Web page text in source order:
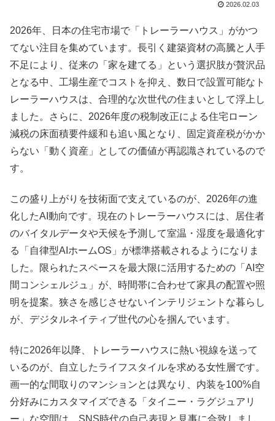
2026.02.03
2026年、日本の住宅市場で「トレーラーハウス」がかつ
てない注目を集めています。長引く建築資材の高騰と人手
不足により、従来の「家を建てる」という選択肢が贅沢品
となる中、工場生産でコストを抑え、数日で設置可能なト
レーラーハウスは、合理的な次世代の住まいとして浮上し
ました。さらに、2026年度の税制改正による住宅ローン
減税の床面積要件緩和も追い風となり、固定資産税がかか
らない「動く資産」としての価値が再認識されているので
す。
この盛り上がりを技術面で支えているのが、2026年の進
化したAI動向です。現在のトレーラーハウスには、居住者
のバイタルデータや天候を予測して室温・湿度を最適化す
る「自律型AIホームOS」が標準搭載されるようになりま
した。限られたスペースを最大限に活用するための「AI空
間コンシェルジュ」が、時間帯に合わせて家具の配置や照
明を提案。狭さを感じさせないインテリジェントな暮らし
が、デジタルネイティブ世代の心を掴んでいます。
特に2026年以降、トレーラーハウスに熱い視線を送って
いるのが、自立したライフスタイルを求める女性層です。
画一的な間取りのマンションとは異なり、内装を100%自
分好みにカスタマイズできる「タイニー・ラグジュアリ